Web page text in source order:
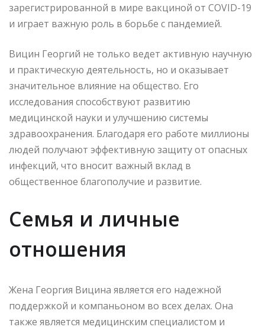
зарегистрированной в мире вакциной от COVID-19
и играет важную роль в борьбе с пандемией.
Вицин Георгий не только ведет активную научную
и практическую деятельность, но и оказывает
значительное влияние на общество. Его
исследования способствуют развитию
медицинской науки и улучшению системы
здравоохранения. Благодаря его работе миллионы
людей получают эффективную защиту от опасных
инфекций, что вносит важный вклад в
общественное благополучие и развитие.
Семья и личные
отношения
Жена Георгия Вицина является его надежной
поддержкой и компаньоном во всех делах. Она
также является медицинским специалистом и